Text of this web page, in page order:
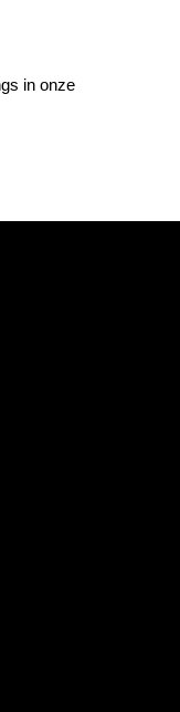
in onze